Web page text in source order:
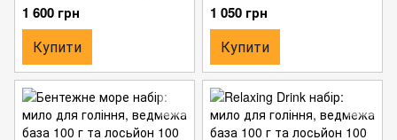
1 600 грн
Купити
1 050 грн
Купити